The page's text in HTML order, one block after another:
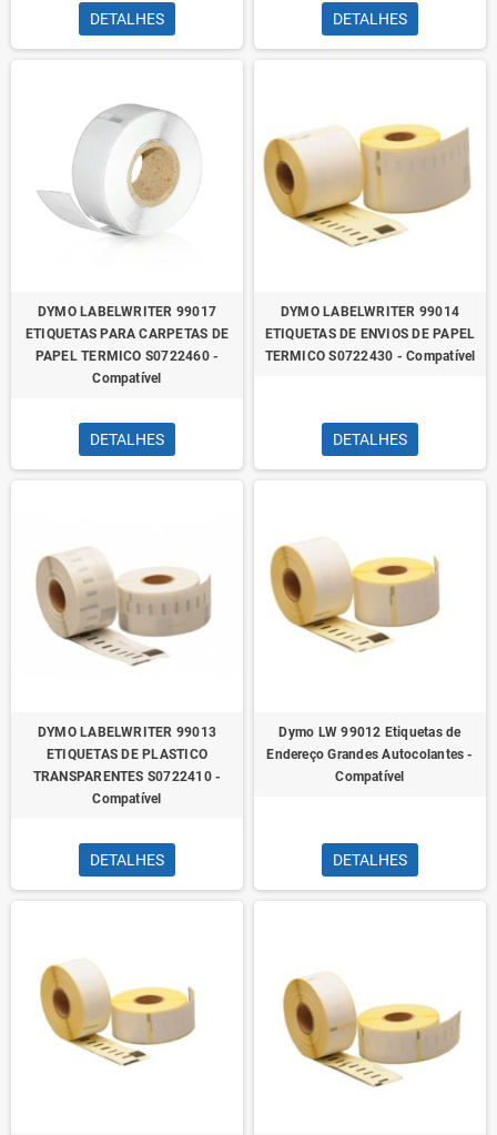
DETALHES DETALHES
DYMO LABELWRITER 99017
ETIQUETAS PARA CARPETAS DE
PAPEL TERMICO S0722460 -
Compatível
DETALHES
DYMO LABELWRITER 99014
ETIQUETAS DE ENVIOS DE PAPEL
TERMICO S0722430 - Compatível
DETALHES
DYMO LABELWRITER 99013
ETIQUETAS DE PLASTICO
TRANSPARENTES S0722410 -
Compatível
DETALHES
Dymo LW 99012 Etiquetas de
Endereço Grandes Autocolantes -
Compatível
DETALHES